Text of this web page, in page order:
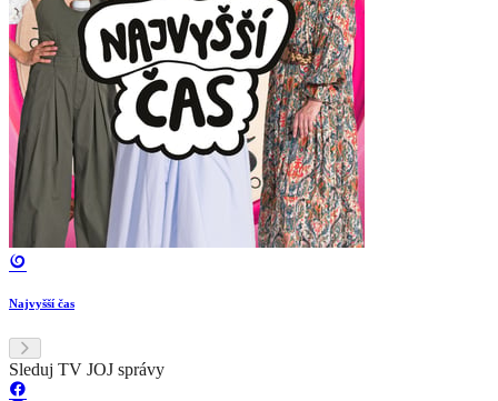
Najvyšší čas
Sleduj TV JOJ správy